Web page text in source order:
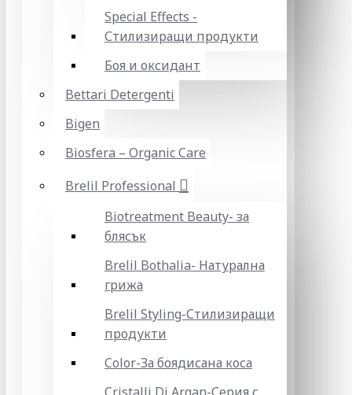
Special Effects -
Стилизиращи продукти
Боя и оксидант
Bettari Detergenti
Bigen
Biosfera – Organic Care
Brelil Professional
Biotreatment Beauty- за
блясък
Brelil Bothalia- Натурална
грижа
Brelil Styling-Стилизиращи
продукти
Color-За боядисана коса